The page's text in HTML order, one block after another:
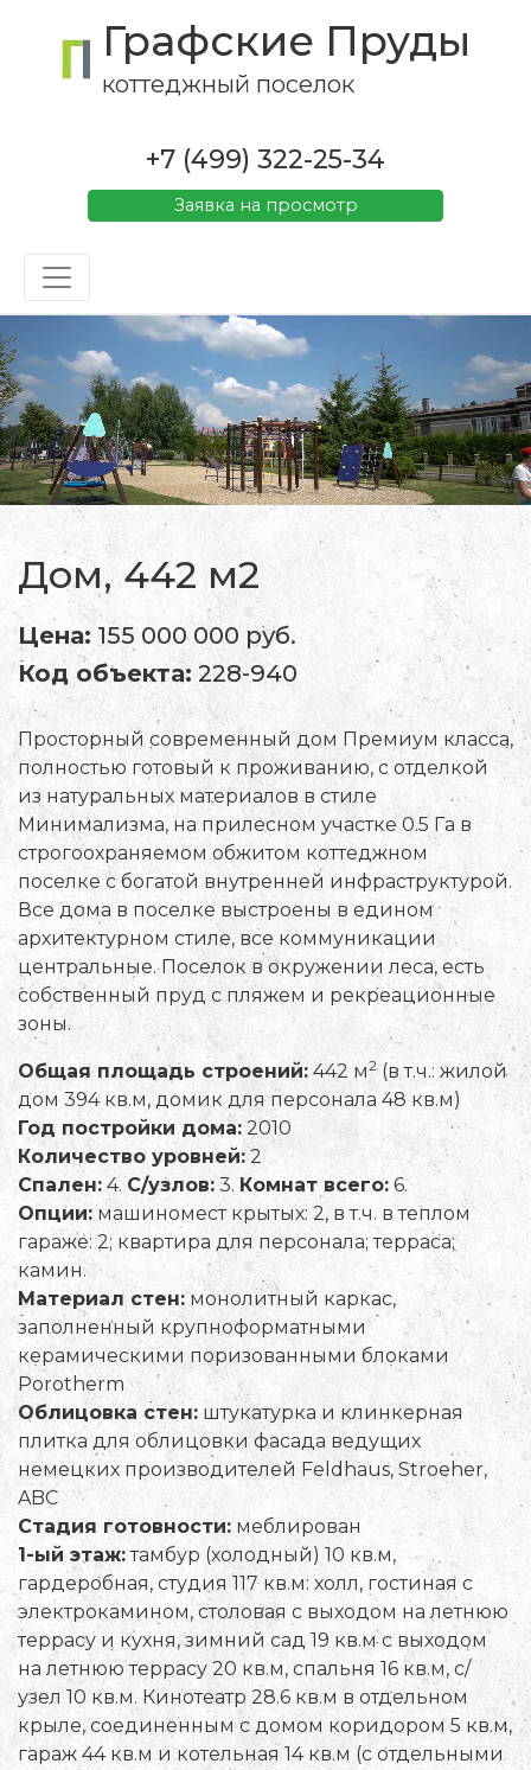
Графские Пруды
коттеджный поселок
+7 (499) 322-25-34
Заявка на просмотр
Дом, 442 м2
Цена: 155 000 000 руб.
Код объекта: 228-940
Просторный современный дом Премиум класса,
полностью готовый к проживанию, с отделкой
из натуральных материалов в стиле
Минимализма, на прилесном участке 0.5 Га в
строгоохраняемом обжитом коттеджном
поселке с богатой внутренней инфраструктурой.
Все дома в поселке выстроены в едином
архитектурном стиле, все коммуникации
центральные. Поселок в окружении леса, есть
собственный пруд с пляжем и рекреационные
зоны.
Общая площадь строений: 442 м2 (в т.ч.: жилой
дом 394 кв.м, домик для персонала 48 кв.м)
Год постройки дома:2010
Количество уровней: 2
Спален: 4. С/узлов: 3. Комнат всего: 6.
Опции: машиномест крытых: 2, в т.ч. в теплом
гараже: 2; квартира для персонала; терраса;
камин.
Материал стен:монолитный каркас,
заполненный крупноформатными
керамическими поризованными блоками
Porotherm
Облицовка стен: штукатурка и клинкерная
плитка для облицовки фасада ведущих
немецких производителей Feldhaus, Stroeher,
ABC
Стадия готовности: меблирован
1-ый этаж:тамбур (холодный) 10 кв.м,
гардеробная, студия 117 кв.м: холл, гостиная с
электрокамином, столовая с выходом на летнюю
террасу и кухня, зимний сад 19 кв.м с выходом
на летнюю террасу 20 кв.м, спальня 16 кв.м, с/
узел 10 кв.м. Кинотеатр 28.6 кв.м в отдельном
крыле, соединенным с домом коридором 5 кв.м,
гараж 44 кв.м и котельная 14 кв.м (с отдельными